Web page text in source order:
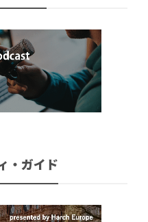
・ガイド